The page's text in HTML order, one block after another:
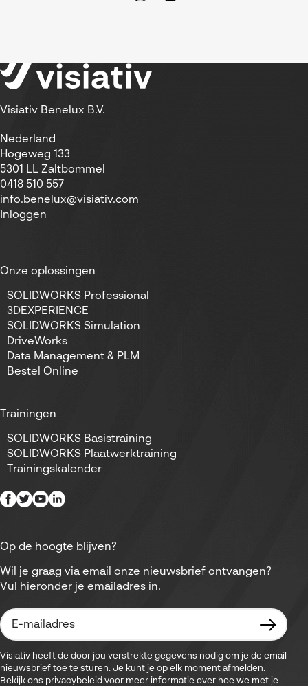
Visiativ Benelux B.V.
Nederland
Hogeweg 133
5301 LL Zaltbommel
0418 510 557
info.benelux@visiativ.com
Inloggen
Onze oplossingen
SOLIDWORKS Professional
3DEXPERIENCE
SOLIDWORKS Simulation
DriveWorks
Data Management & PLM
Bestel Online
Trainingen
SOLIDWORKS Basistraining
SOLIDWORKS Plaatwerktraining
Trainingskalender
Op de hoogte blijven?
Wil je graag via email onze nieuwsbrief ontvangen?
Vul hieronder je emailadres in.
Visiativ heeft de door jou verstrekte gegevens nodig om je de email
nieuwsbrief toe te sturen. Je kunt je op elk moment afmelden.
Bekijk ons privacybeleid voor meer informatie over hoe we met je